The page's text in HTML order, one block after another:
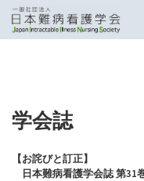
学会誌
【お詫びと訂正】
日本難病看護学会誌 第31